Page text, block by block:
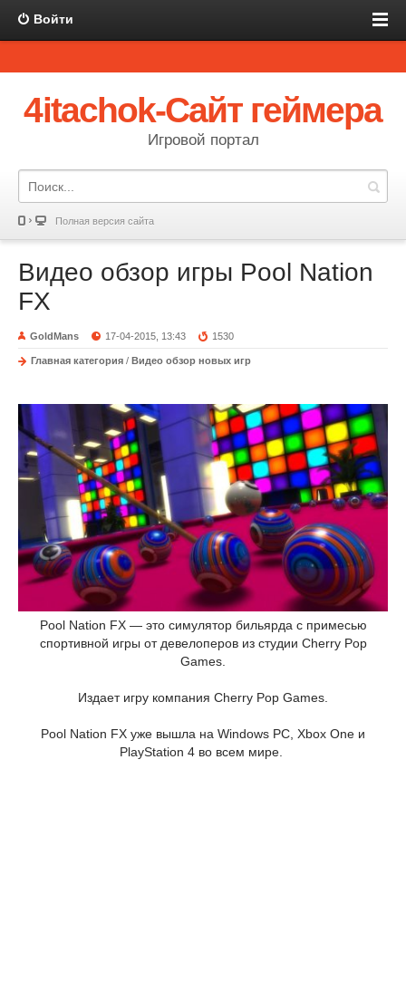
Войти
4itachok-Сайт геймера
Игровой портал
Полная версия сайта
Видео обзор игры Pool Nation
FX
GoldMans 17-04-2015, 13:43 1530
Главная категория / Видео обзор новых игр
Pool Nation FX — это симулятор бильярда с примесью
спортивной игры от девелоперов из студии Cherry Pop
Games.
Издает игру компания Cherry Pop Games.
Pool Nation FX уже вышла на Windows PC, Xbox One и
PlayStation 4 во всем мире.